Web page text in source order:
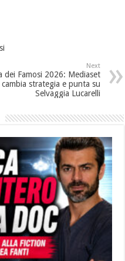
Next
dei Famosi 2026: Mediaset
cambia strategia e punta su
Selvaggia Lucarelli